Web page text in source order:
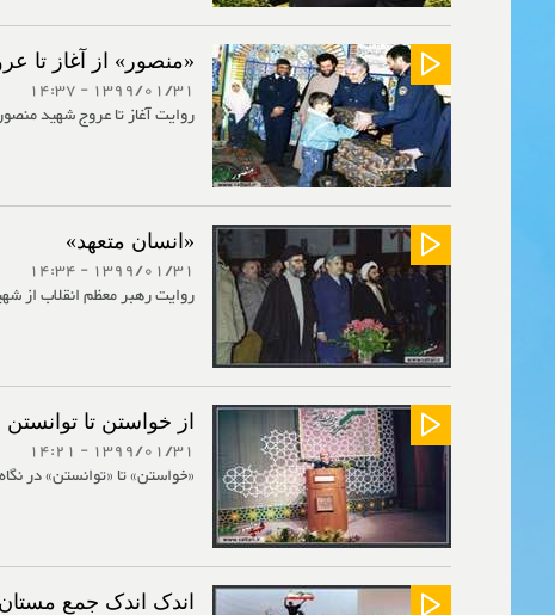
«منصور» از آغاز تا
1399/01/31 - 14:37
روایت آغاز تا عروج شهید
«انسان متعهد»
1399/01/31 - 14:34
روایت رهبر معظم انقلاب از
از خواستن تا توانستن
1399/01/31 - 14:21
«خواستن» تا «توانستن» در
اندک اندک جمع